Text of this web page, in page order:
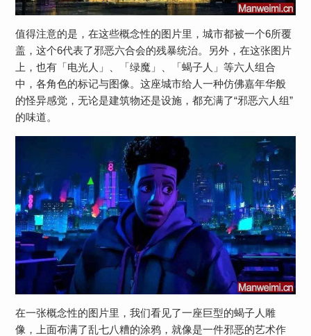
值得注意的是，在这些概念性的图片里，城市都被一个6所覆
盖，这个6代表了邪恶六合会的残暴统治。另外，在这张图片
上，也有「电光人」、「绿魔」、「蝎子人」等六人组合
中，各角色的标记与图像。这座城市给人一种仿佛嘉年华般
的怪异感觉，无论是建筑物还是设施，都充满了“邪恶六人组”
的味道。
在一张概念性的图片里，我们看见了一座巨型的蝎子人雕
像，上面布满了乱七八糟的涂鸦，就像是一件邪恶的艺术作